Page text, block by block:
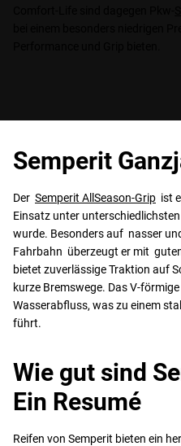
Semperit
Der Semperit AllSeason-Grip ist
Einsatz unter
wurde. Besonders auf nasser
Fahrbahn überzeugt er mit
bietet zuverlässige Traktion auf
kurze Bremswege. Das V-
Wasserabfluss, was zu einem
führt.
Wie gut sind
Ein Resumé
Reifen von Semperit bieten ein